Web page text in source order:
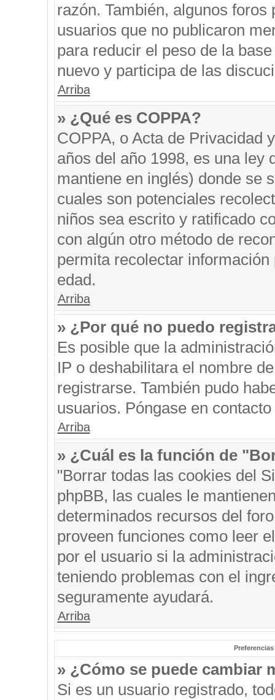
razón. También, algunos
usuarios que no publicaron
para reducir el peso de la
nuevo y participa de las
Arriba
» ¿Qué es COPPA?
COPPA, o Acta de Privacidad
años del año 1998, es una ley
mantiene en inglés) donde se
cuales son potenciales
niños sea escrito y ratificado
con algún otro método de
permita recolectar
edad.
Arriba
» ¿Por qué no puedo
Es posible que la
IP o deshabilitara el nombre
registrarse. También pudo
usuarios. Póngase en
Arriba
» ¿Cuál es la función de
"Borrar todas las cookies del
phpBB, las cuales le
determinados recursos del
proveen funciones como leer
por el usuario si la
teniendo problemas con el
seguramente ayudará.
Arriba
» ¿Cómo se puede cambiar
Si es un usuario registrado,